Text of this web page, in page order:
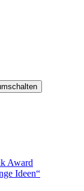
Award
Ideen“